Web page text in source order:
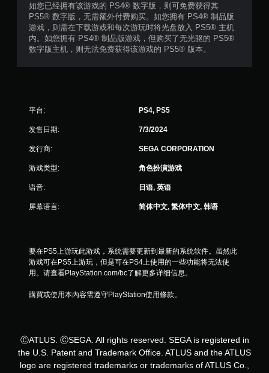
如您已经拥有该游戏的 PS4® 数字版，则可免费获得其
PS5® 数字版，无需额外付费购买。如您拥有 PS4® 制品版
游戏，则需在下载游戏和每次游玩时将光盘放入 PS5® 主机
内。如您拥有 PS4® 制品版游戏，但购买了无光驱的 PS5®
数字版主机，则无法免费获得该游戏的 PS5® 版本。
平台: PS4, PS5
发售日期: 7/3/2024
发行商: SEGA CORPORATION
游戏类型: 角色扮演游戏
语音: 日语, 英语
屏幕语言: 简体中文, 繁体中文, 韩语
要在PS5上游玩此游戏，系统需要更新到最新的系统软件。虽然此
游戏可在PS5上游玩，但是可在PS4上使用的一些功能将无法使
用。请查看PlayStation.com/bc了解更多详细信息。
購買或使用本內容需遵守PlayStation使用條款。
ⒸATLUS. ⒸSEGA. All rights reserved. SEGA is registered in
the U.S. Patent and Trademark Office. ATLUS and the ATLUS
logo are registered trademarks or trademarks of ATLUS Co.,